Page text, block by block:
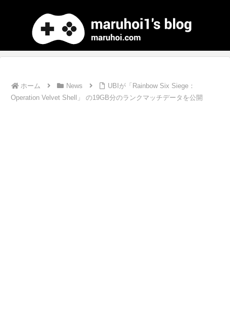
ホーム News
UBIが「Rainbow Six Siege：
Operation Velvet Shell」 の19GB分のランクマッチデータを公開